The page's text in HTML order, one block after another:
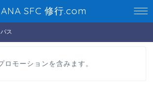
ANA SFC 修行.com
ス
モーションを含みます。